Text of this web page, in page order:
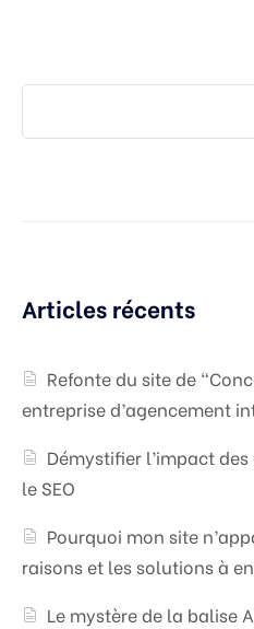
Articles récents
Refonte du site de
entreprise d’agencement
Démystifier l’impact
le SEO
Pourquoi mon site
raisons et les solutions à
Le mystère de la balise